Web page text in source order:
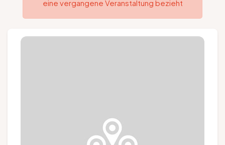
Stadt Lüttich
Folgen Sie uns
eine vergangene Veranstaltung bezieht